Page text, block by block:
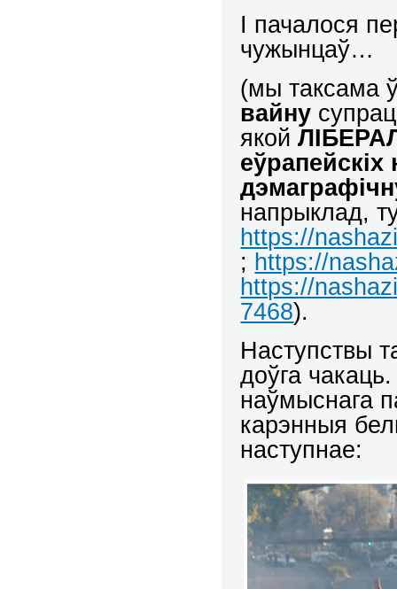
І пачалося
чужынцаў…
(мы таксама
вайну
якой
напрыклад,
https://
; https://
https://
7468).
Наступствы
доўга
наўмыснага
карэнныя
наступнае: